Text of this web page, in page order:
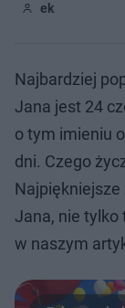
ek
Najbardziej
Jana jest 24
o tym imieniu
dni. Czego
Jana, nie tylko
w naszym